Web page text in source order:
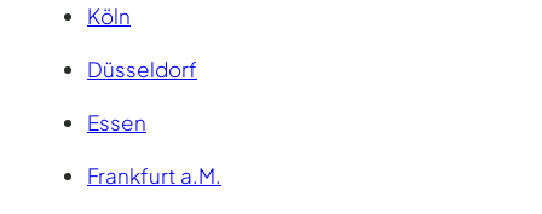
Köln
Düsseldorf
Essen
Frankfurt a.M.